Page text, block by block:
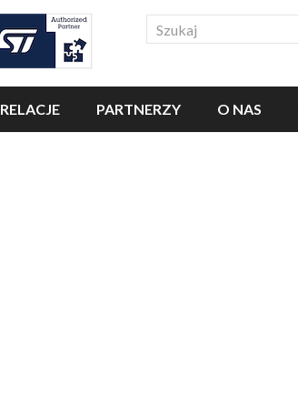
Search
RELACJE PARTNERZY O NAS